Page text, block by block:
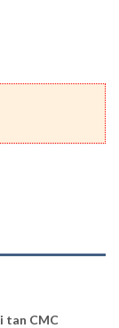
tan CMC